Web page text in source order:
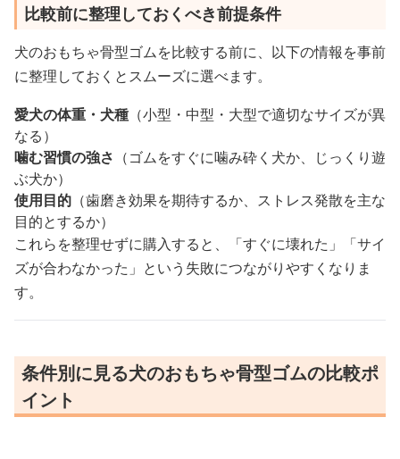
比較前に整理しておくべき前提条件
犬のおもちゃ骨型ゴムを比較する前に、以下の情報を事前
に整理しておくとスムーズに選べます。
愛犬の体重・犬種 （小型・中型・大型で適切なサイズが異
なる）
噛む習慣の強さ （ゴムをすぐに噛み砕く犬か、じっくり遊
ぶ犬か）
使用目的 （歯磨き効果を期待するか、ストレス発散を主な
目的とするか）
これらを整理せずに購入すると、「すぐに壊れた」「サイ
ズが合わなかった」という失敗につながりやすくなりま
す。
条件別に見る犬のおもちゃ骨型ゴムの比較ポ
イント